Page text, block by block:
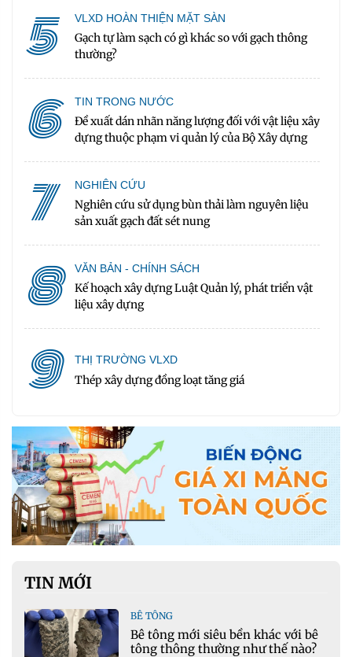
5 VLXD HOÀN THIỆN MẶT SÀN
Gạch tự làm sạch có gì khác so với gạch thông
thường?
6 TIN TRONG NƯỚC
Đề xuất dán nhãn năng lượng đối với vật liệu xây
dựng thuộc phạm vi quản lý của Bộ Xây dựng
7 NGHIÊN CỨU
Nghiên cứu sử dụng bùn thải làm nguyên liệu
sản xuất gạch đất sét nung
8 VĂN BẢN - CHÍNH SÁCH
Kế hoạch xây dựng Luật Quản lý, phát triển vật
liệu xây dựng
9 THỊ TRƯỜNG VLXD
Thép xây dựng đồng loạt tăng giá
TIN MỚI
BÊ TÔNG
Bê tông mới siêu bền khác với bê
tông thông thường như thế nào?